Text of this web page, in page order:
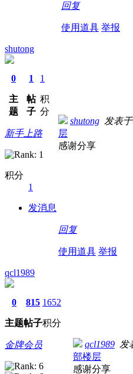
回复
使用道具 举报
shutong
0
主
题
1
帖
子
1
积
分
新手上路
积分
1
发消息
shutong 发表于
层
感谢分享
回复
使用道具 举报
qcl1989
0
主题
815
帖子
1652
积分
金牌会员 qcl1989 发
部楼层
感谢分享